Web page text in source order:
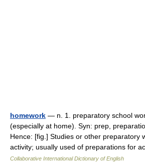
homework — n. 1. preparatory school
(especially at home). Syn: prep,
Hence: [fig.] Studies or other preparatory
activity; usually used of preparations for
Collaborative International Dictionary of English